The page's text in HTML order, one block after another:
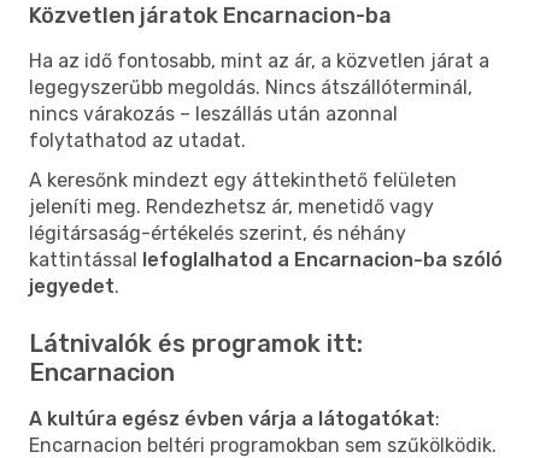
Közvetlen járatok Encarnacion-ba
Ha az idő fontosabb, mint az ár, a közvetlen járat a
legegyszerűbb megoldás. Nincs átszállóterminál,
nincs várakozás – leszállás után azonnal
folytathatod az utadat.
A keresőnk mindezt egy áttekinthető felületen
jeleníti meg. Rendezhetsz ár, menetidő vagy
légitársaság-értékelés szerint, és néhány
kattintással lefoglalhatod a Encarnacion-ba szóló
jegyedet.
Látnivalók és programok itt:
Encarnacion
A kultúra egész évben várja a látogatókat:
Encarnacion beltéri programokban sem szűkölködik.